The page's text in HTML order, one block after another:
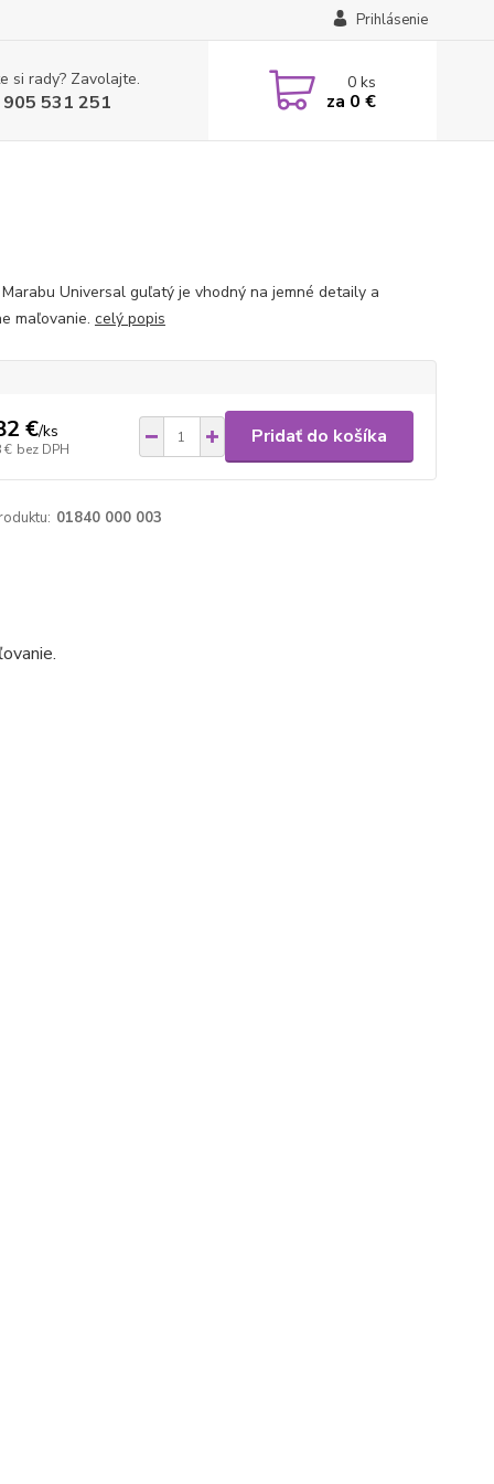
Prihlásenie
si rady? Zavolajte.
531 251
0ks
za 0 €
Universal guľatý je vhodný na jemné detaily a
maľovanie. celý popis
€/ks
€ bez DPH
Pridať do košíka
01840 000 003